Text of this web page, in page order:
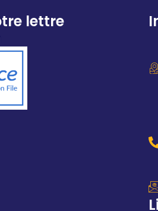
lettre